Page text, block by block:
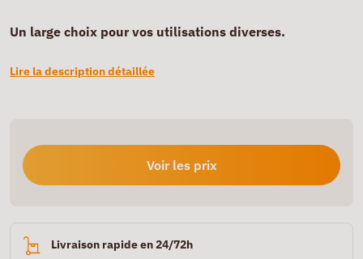
Un large choix pour vos utilisations diverses.
Lire la description détaillée
Voir les prix
Livraison rapide en 24/72h